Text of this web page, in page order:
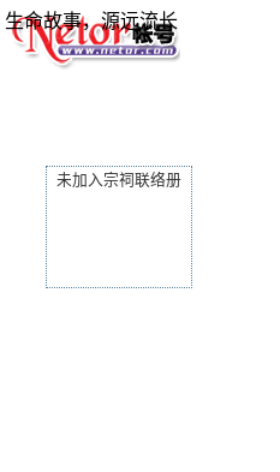
生命故事，源远流长
未加入宗祠联络册